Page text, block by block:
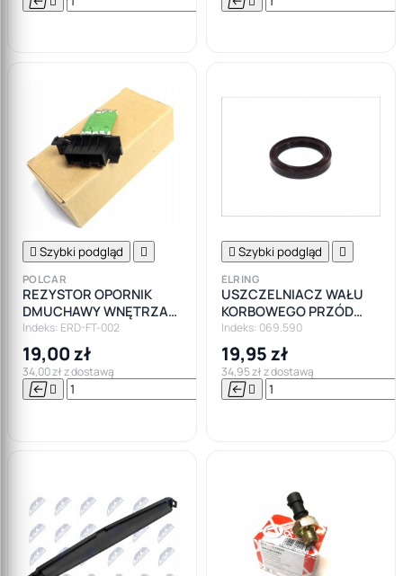

 Szybki podgląd 
POLCAR
REZYSTOR OPORNIK
DMUCHAWY WNĘTRZA
GRANDE PUNTO EVO
Indeks: ERD-FT-002
19,00 zł
34,00 zł z dostawą
  

 Szybki podgląd 
ELRING
USZCZELNIACZ WAŁU
KORBOWEGO PRZÓD
OPEL INSIGNIA ZAFIRA
ASTRA 1.9 2.0 CDTI
Indeks: 069.590
19,95 zł
34,95 zł z dostawą
 